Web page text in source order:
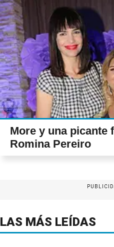
More y una picante
Romina Pereiro
LAS MÁS LEÍDAS